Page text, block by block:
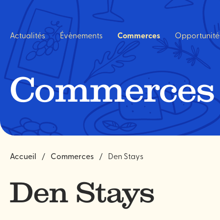
Navigation
rapide
Actualités
Évènements Commerces
Commerces
Accueil Commerces Den Stays
Den Stays